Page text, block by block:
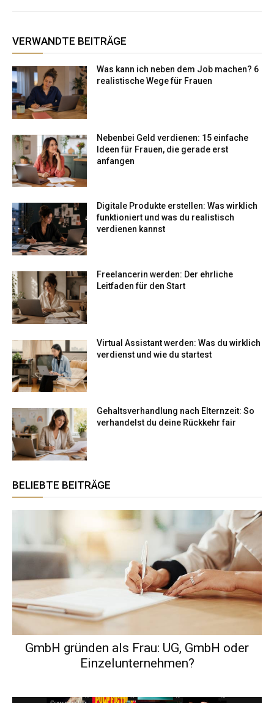
VERWANDTE BEITRÄGE
Was kann ich neben dem Job machen? 6
realistische Wege für Frauen
Nebenbei Geld verdienen: 15 einfache
Ideen für Frauen, die gerade erst
anfangen
Digitale Produkte erstellen: Was wirklich
funktioniert und was du realistisch
verdienen kannst
Freelancerin werden: Der ehrliche
Leitfaden für den Start
Virtual Assistant werden: Was du wirklich
verdienst und wie du startest
Gehaltsverhandlung nach Elternzeit: So
verhandelst du deine Rückkehr fair
BELIEBTE BEITRÄGE
GmbH gründen als Frau: UG, GmbH oder
Einzelunternehmen?